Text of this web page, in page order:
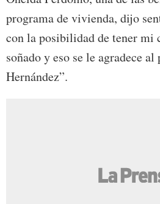
programa de vivienda, dijo
con la posibilidad de tener mi
soñado y eso se le agradece al
Hernández”.